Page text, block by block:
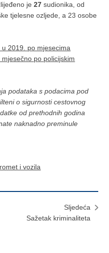
je27 sudionika, od
tjelesne ozljede, a 23 osobe
2019. po mjesecima
po policijskim
podataka s podacima pod
o sigurnosti cestovnog
od prethodnih godina
naknadno preminule
i vozila
Sljedeća
Sažetak kriminaliteta